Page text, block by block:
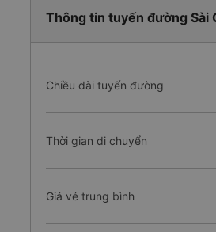
Thông tin tuyến đường Sài
Chiều dài tuyến đường
Thời gian di chuyển
Giá vé trung bình